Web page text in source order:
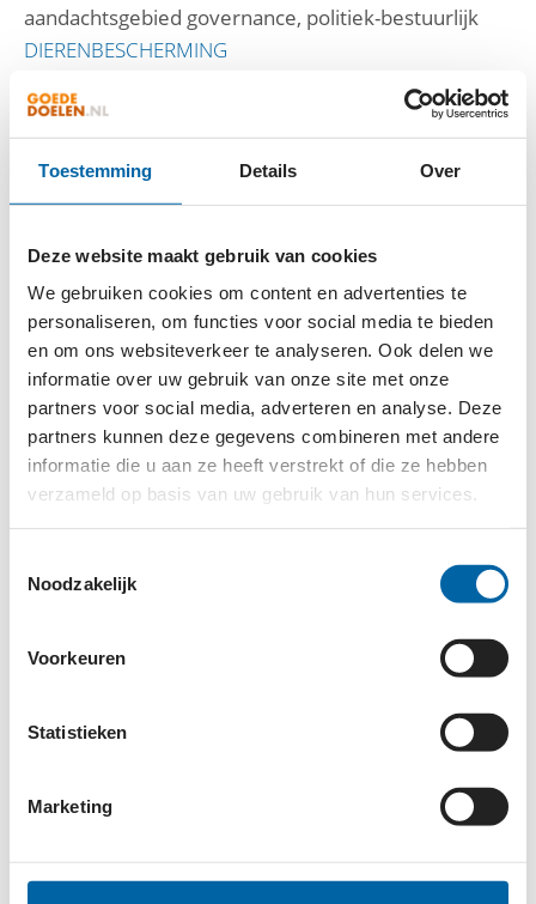
Toestemming Details Over
Deze website maakt gebruik van cookies
We gebruiken cookies om content en advertenties te
personaliseren, om functies voor social media te bieden
en om ons websiteverkeer te analyseren. Ook delen we
informatie over uw gebruik van onze site met onze
partners voor social media, adverteren en analyse. Deze
partners kunnen deze gegevens combineren met andere
informatie die u aan ze heeft verstrekt of die ze hebben
verzameld op basis van uw gebruik van hun services.
Noodzakelijk
Voorkeuren
Statistieken
Marketing
aandachtsgebied governance, politiek-bestuurlijk
DIERENBESCHERMING
Vrijwilligersfunctie: coach bij Petje af 's-
Hertogenbosch
STICHTING PETJE AF NEDERLAND
Bouw mee aan Humanitas Rotterdam
HUMANITAS
Voorzitter - Afdeling Voorne Putten Rozenburg
ALZHEIMER NEDERLAND
ALZHEIMER NEDERLAND
STICHTING WAKIBI
Stagiair Marketing & Communicatie